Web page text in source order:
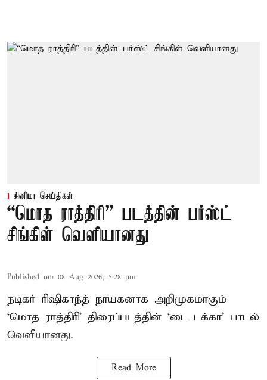
சினிமா செய்திகள்
“மொத ராத்திரி” படத்தின் பர்ஸ்ட்
சிங்கிள் வெளியானது
Published on: 08 Aug 2026, 5:28 pm
நடிகர் ரிஷிகாந்த் நாயகனாக அறிமுகமாகும்
‘மொத ராத்திரி’ திரைப்படத்தின் ‘டை டக்கா’ பாடல்
வெளியானது.
Read More